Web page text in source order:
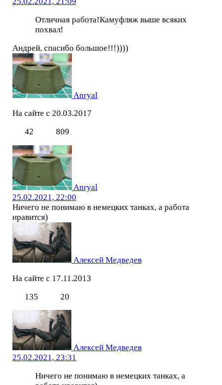
Отличная работа!Камуфляж выше всяких
похвал!
Андрей, спасибо большое!!!))))
Anryal
На сайте с 20.03.2017
42
809
Anryal
25.02.2021, 22:00
Ничего не понимаю в немецких танках, а работа
нравится)
Алексей Медведев
На сайте с 17.11.2013
135
20
Алексей Медведев
25.02.2021, 23:31
Ничего не понимаю в немецких танках, а